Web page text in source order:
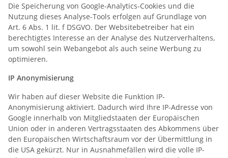
Die Speicherung von Google-Analytics-Cookies und die
Nutzung dieses Analyse-Tools erfolgen auf Grundlage von
Art. 6 Abs. 1 lit. f DSGVO. Der Websitebetreiber hat ein
berechtigtes Interesse an der Analyse des Nutzerverhaltens,
um sowohl sein Webangebot als auch seine Werbung zu
optimieren.
IP Anonymisierung
Wir haben auf dieser Website die Funktion IP-
Anonymisierung aktiviert. Dadurch wird Ihre IP-Adresse von
Google innerhalb von Mitgliedstaaten der Europäischen
Union oder in anderen Vertragsstaaten des Abkommens über
den Europäischen Wirtschaftsraum vor der Übermittlung in
die USA gekürzt. Nur in Ausnahmefällen wird die volle IP-